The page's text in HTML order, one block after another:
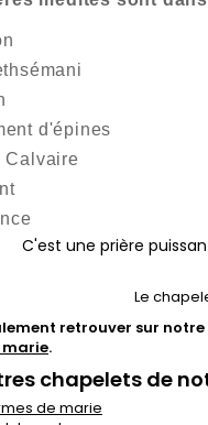
d'épines
Calvaire
C'est une prière
Le
retrouver sur notre
marie.
chapelets de
de marie